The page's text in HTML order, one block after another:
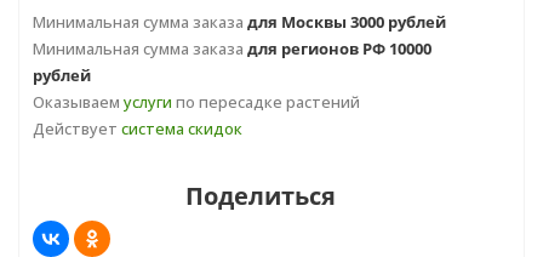
Минимальная сумма заказа для Москвы 3000 рублей
Минимальная сумма заказа для регионов РФ 10000
рублей
Оказываем услуги по пересадке растений
Действует система скидок
Поделиться